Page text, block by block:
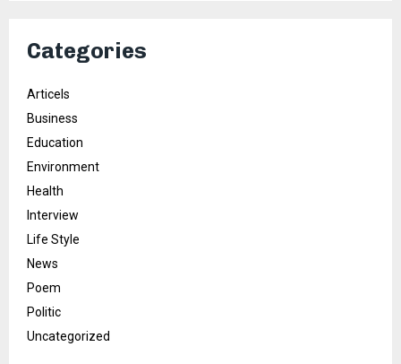
Categories
Articels
Business
Education
Environment
Health
Interview
Life Style
News
Poem
Politic
Uncategorized